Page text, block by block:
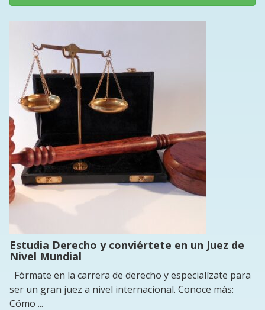
Estudia Derecho y conviértete en un Juez de
Nivel Mundial
Fórmate en la carrera de derecho y especialízate para
ser un gran juez a nivel internacional. Conoce más:
Cómo ...